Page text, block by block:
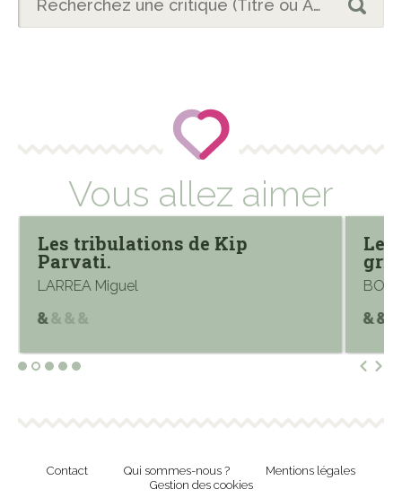
Vous allez aimer
Les tribulations de Kip
Parvati.
LARREA Miguel
Le
Contact Qui sommes-nous ?
Mentions légales
Gestion des cookies